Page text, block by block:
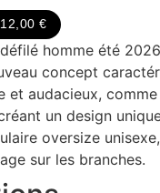
€
homme été
concept
et audacieux,
un design
oversize
sur les branches.